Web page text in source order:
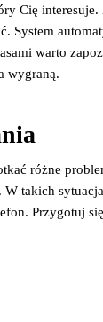
Cię
System
warto
wygraną.
różne
takich
Przygotuj